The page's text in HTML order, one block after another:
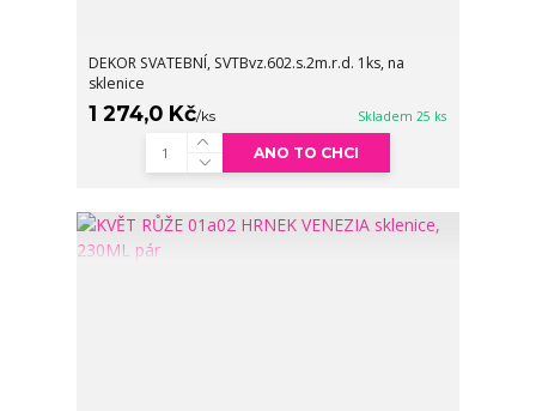
DEKOR SVATEBNÍ, SVTBvz.602.s.2m.r.d. 1ks, na
sklenice
1 274,0 Kč/ks Skladem 25 ks
ANO TO CHCI